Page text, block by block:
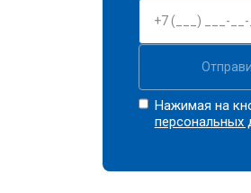
Нажимая на
персональных